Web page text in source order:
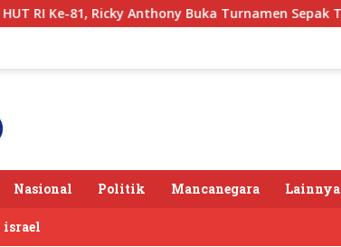
Buka Turnamen Sepak Takraw RA Cup I 2026
Nasional Politik Mancanegara Lainnya
israel